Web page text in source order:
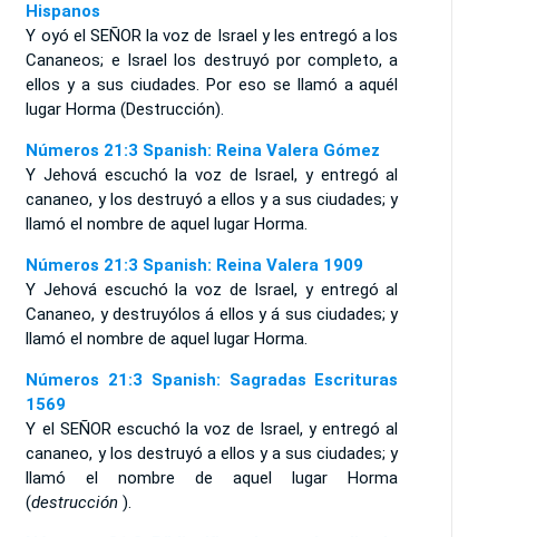
Hispanos
Y oyó el SEÑOR la voz de Israel y les entregó a los
Cananeos; e Israel los destruyó por completo, a
ellos y a sus ciudades. Por eso se llamó a aquél
lugar Horma (Destrucción).
Números 21:3 Spanish: Reina Valera Gómez
Y Jehová escuchó la voz de Israel, y entregó al
cananeo, y los destruyó a ellos y a sus ciudades; y
llamó el nombre de aquel lugar Horma.
Números 21:3 Spanish: Reina Valera 1909
Y Jehová escuchó la voz de Israel, y entregó al
Cananeo, y destruyólos á ellos y á sus ciudades; y
llamó el nombre de aquel lugar Horma.
Números 21:3 Spanish: Sagradas Escrituras
1569
Y el SEÑOR escuchó la voz de Israel, y entregó al
cananeo, y los destruyó a ellos y a sus ciudades; y
llamó el nombre de aquel lugar Horma
(destrucción ).